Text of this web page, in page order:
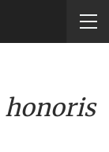
honoris